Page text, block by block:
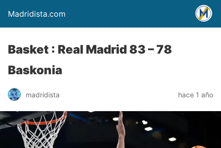
Madridista.com
Basket : Real Madrid 83 – 78
Baskonia
madridista hace 1 año